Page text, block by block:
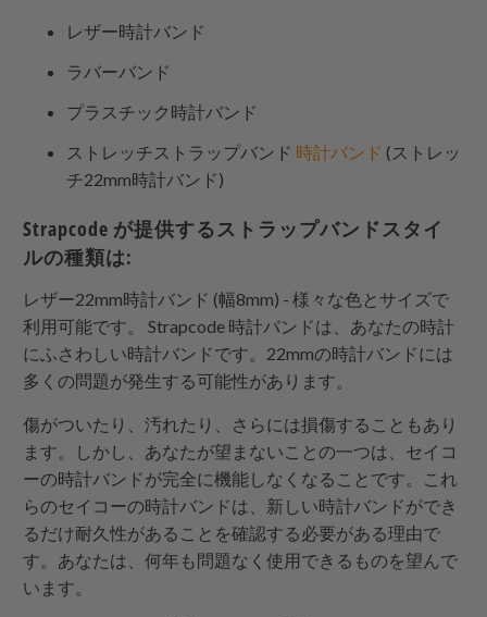
レザー時計バンド
ラバーバンド
プラスチック時計バンド
ストレッチストラップバンド 時計バンド (ストレッ
チ22mm時計バンド)
Strapcode が提供するストラップバンドスタイ
ルの種類は:
レザー22mm時計バンド (幅8mm) - 様々な色とサイズで
利用可能です。Strapcode 時計バンドは、あなたの時計
にふさわしい時計バンドです。22mmの時計バンドには
多くの問題が発生する可能性があります。
傷がついたり、汚れたり、さらには損傷することもあり
ます。しかし、あなたが望まないことの一つは、セイコ
ーの時計バンドが完全に機能しなくなることです。これ
らのセイコーの時計バンドは、新しい時計バンドができ
るだけ耐久性があることを確認する必要がある理由で
す。あなたは、何年も問題なく使用できるものを望んで
います。